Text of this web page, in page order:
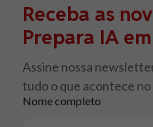
Receba as
Prepara IA
Assine nossa
tudo o que acontece
Nome completo